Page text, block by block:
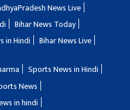
News Live
Bihar News Today
in Hindi Bihar News Live
Sports News in Hindi
News
in hindi